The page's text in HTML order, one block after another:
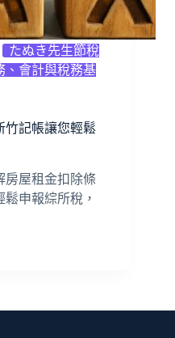
たぬき先生節稅
、會計與稅務基
竹記帳讓您輕鬆
房屋租金扣除條
申報綜所稅，